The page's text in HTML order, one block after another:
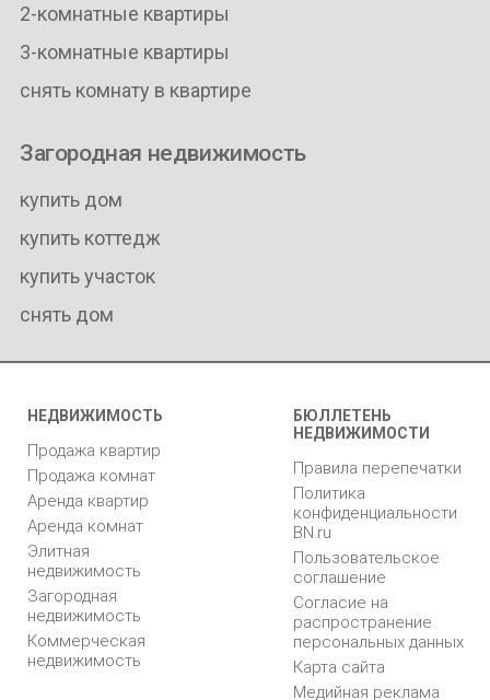
2-комнатные квартиры
3-комнатные квартиры
снять комнату в квартире
Загородная недвижимость
купить дом
купить коттедж
купить участок
снять дом
НЕДВИЖИМОСТЬ
Продажа квартир
Продажа комнат
Аренда квартир
Аренда комнат
Элитная
недвижимость
Загородная
недвижимость
Коммерческая
недвижимость
БЮЛЛЕТЕНЬ
НЕДВИЖИМОСТИ
Правила перепечатки
Политика
конфиденциальности
BN.ru
Пользовательское
соглашение
Согласие на
распространение
персональных данных
Карта сайта
Медийная реклама